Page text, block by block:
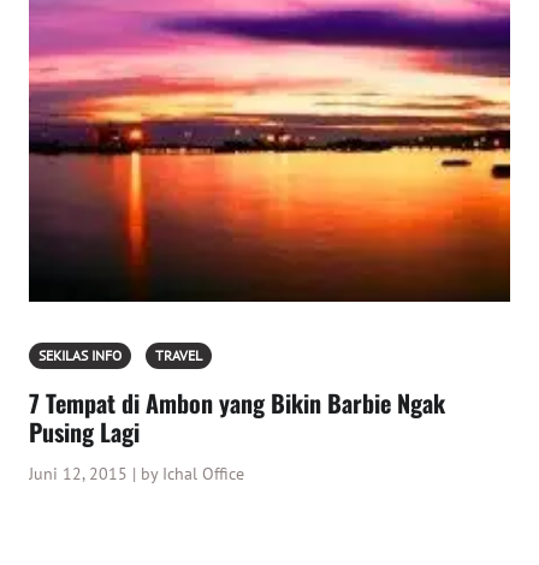
SEKILAS INFO TRAVEL
7 Tempat di Ambon yang Bikin Barbie Ngak
Pusing Lagi
Juni 12, 2015 | by Ichal Office